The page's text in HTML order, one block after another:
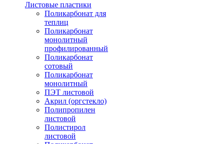
Листовые пластики
Поликарбонат для
теплиц
Поликарбонат
монолитный
профилированный
Поликарбонат
сотовый
Поликарбонат
монолитный
ПЭТ листовой
Акрил (оргстекло)
Полипропилен
листовой
Полистирол
листовой